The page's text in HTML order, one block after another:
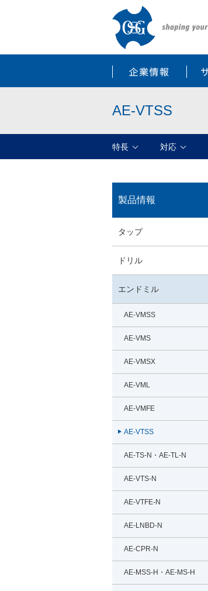
AE-VTSS
特長 対応
製品情報
タップ
ドリル
エンドミル
AE-VMSS
AE-VMS
AE-VMSX
AE-VML
AE-VMFE
AE-VTSS
AE-TS-N・AE-TL-N
AE-VTS-N
AE-VTFE-N
AE-LNBD-N
AE-CPR-N
AE-MSS-H・AE-MS-H